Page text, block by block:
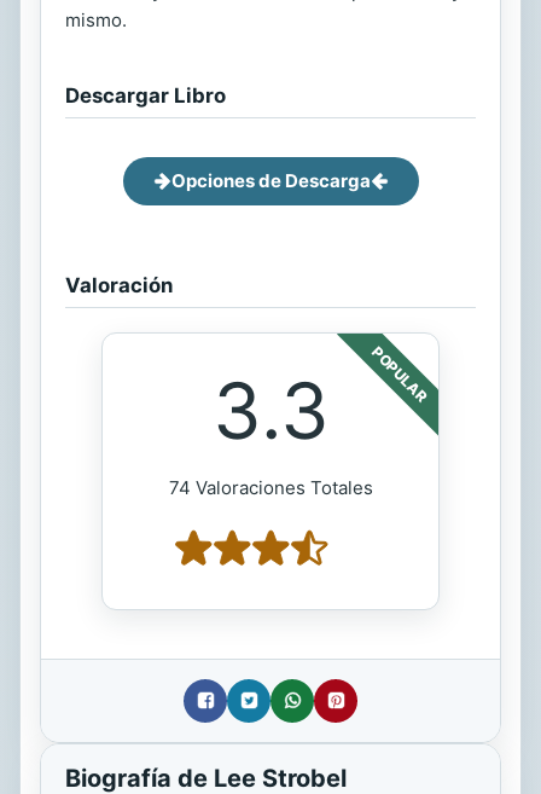
mismo.
Descargar Libro
Opciones de Descarga
Valoración
POPULAR
3.3
74 Valoraciones Totales
Biografía de Lee Strobel